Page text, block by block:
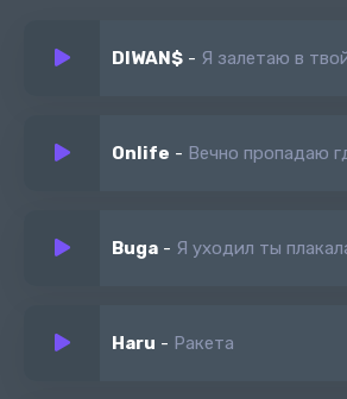
DIWAN$ - Я залетаю в
Onlife - Вечно пропадаю где
Buga - Я уходил ты
Haru - Ракета